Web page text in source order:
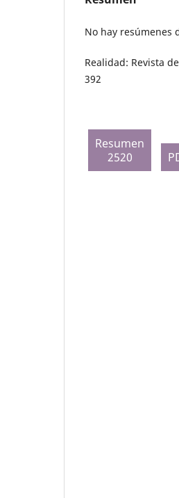
No hay resúmenes
Realidad: Revista
392
Resumen
2520